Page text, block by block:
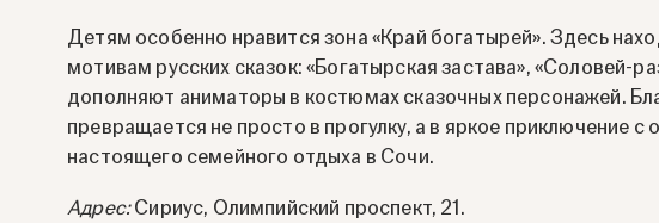
Детям особенно нравится зона «Край богатырей». Здесь
мотивам русских сказок: «Богатырская застава», «Соловей-
дополняют аниматоры в костюмах сказочных персонажей.
превращается не просто в прогулку, а в яркое приключение
настоящего семейного отдыха в Сочи.
Адрес:Сириус, Олимпийский проспект, 21.